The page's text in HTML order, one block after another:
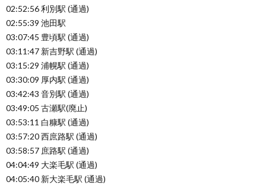
02:52:56 利別駅 (通過)
02:55:39 池田駅
03:07:45 豊頃駅 (通過)
03:11:47 新吉野駅 (通過)
03:15:29 浦幌駅 (通過)
03:30:09 厚内駅 (通過)
03:42:43 音別駅 (通過)
03:49:05 古瀬駅(廃止)
03:53:11 白糠駅 (通過)
03:57:20 西庶路駅 (通過)
03:58:57 庶路駅 (通過)
04:04:49 大楽毛駅 (通過)
04:05:40 新大楽毛駅 (通過)